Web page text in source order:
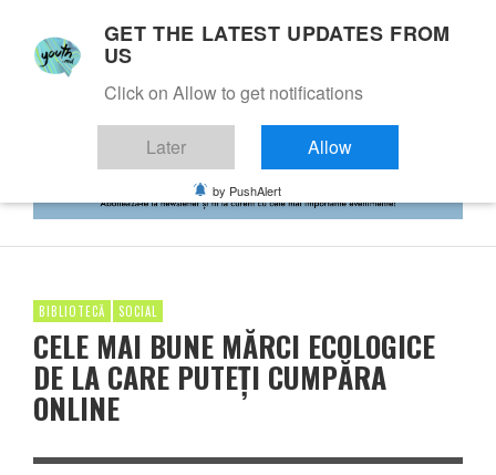
BIBLIOTECĂ SOCIAL
CELE MAI BUNE MĂRCI ECOLOGICE
DE LA CARE PUTEȚI CUMPĂRA
ONLINE
GET THE LATEST UPDATES FROM
US
Click on Allow to get notifications
Later Allow
by PushAlert